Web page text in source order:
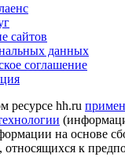
сайтов
данных
соглашение
ресурсе hh.ru
на основе
относящихся к